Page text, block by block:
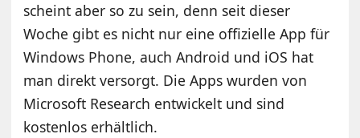
scheint aber so zu sein, denn seit dieser
Woche gibt es nicht nur eine offizielle App für
Windows Phone, auch Android und iOS hat
man direkt versorgt. Die Apps wurden von
Microsoft Research entwickelt und sind
kostenlos erhältlich.